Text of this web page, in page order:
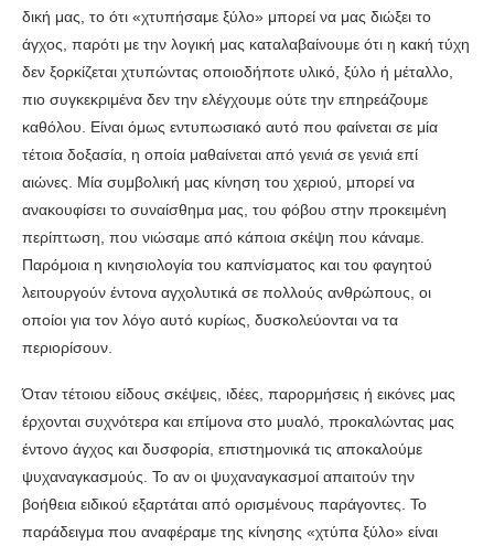
δική μας, το ότι «χτυπήσαμε ξύλο» μπορεί να μας διώξει το
άγχος, παρότι με την λογική μας καταλαβαίνουμε ότι η κακή τύχη
δεν ξορκίζεται χτυπώντας οποιοδήποτε υλικό, ξύλο ή μέταλλο,
πιο συγκεκριμένα δεν την ελέγχουμε ούτε την επηρεάζουμε
καθόλου. Είναι όμως εντυπωσιακό αυτό που φαίνεται σε μία
τέτοια δοξασία, η οποία μαθαίνεται από γενιά σε γενιά επί
αιώνες. Μία συμβολική μας κίνηση του χεριού, μπορεί να
ανακουφίσει το συναίσθημα μας, του φόβου στην προκειμένη
περίπτωση, που νιώσαμε από κάποια σκέψη που κάναμε.
Παρόμοια η κινησιολογία του καπνίσματος και του φαγητού
λειτουργούν έντονα αγχολυτικά σε πολλούς ανθρώπους, οι
οποίοι για τον λόγο αυτό κυρίως, δυσκολεύονται να τα
περιορίσουν.
Όταν τέτοιου είδους σκέψεις, ιδέες, παρορμήσεις ή εικόνες μας
έρχονται συχνότερα και επίμονα στο μυαλό, προκαλώντας μας
έντονο άγχος και δυσφορία, επιστημονικά τις αποκαλούμε
ψυχαναγκασμούς. Το αν οι ψυχαναγκασμοί απαιτούν την
βοήθεια ειδικού εξαρτάται από ορισμένους παράγοντες. Το
παράδειγμα που αναφέραμε της κίνησης «χτύπα ξύλο» είναι